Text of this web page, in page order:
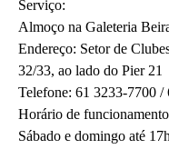
Serviço:
Almoço na Galeteria
Endereço: Setor de
32/33, ao lado do Pier 21
Telefone: 61 3233-7700 /
Horário de
Sábado e domingo até 17h